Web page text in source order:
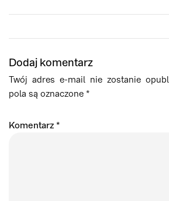
Dodaj komentarz
Twój adres e-mail nie zostanie
pola są oznaczone *
Komentarz *